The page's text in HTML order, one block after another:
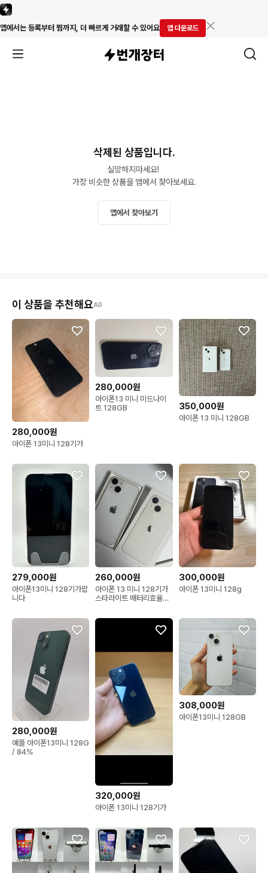
앱에서는 등록부터 찜까지, 더 빠르게 거래할 수 있어요 앱 다운로드
삭제된 상품입니다.
실망하지마세요!
가장 비슷한 상품을 앱에서 찾아보세요.
앱에서 찾아보기
이 상품을 추천해요AD
280,000원
아이폰 13미니 128기가
280,000원
아이폰13 미니 미드나이
트 128GB
350,000원
아이폰 13 미니 128GB
279,000원
아이폰13미니 128기가팝
니다
260,000원
아이폰 13 미니 128기가
스타라이트 배터리효율
300,000원
아이폰 13미니 128g
280,000원
애플 아이폰13미니 128G
/ 84%
320,000원
아이폰 13미니 128기가
308,000원
아이폰13미니 128GB